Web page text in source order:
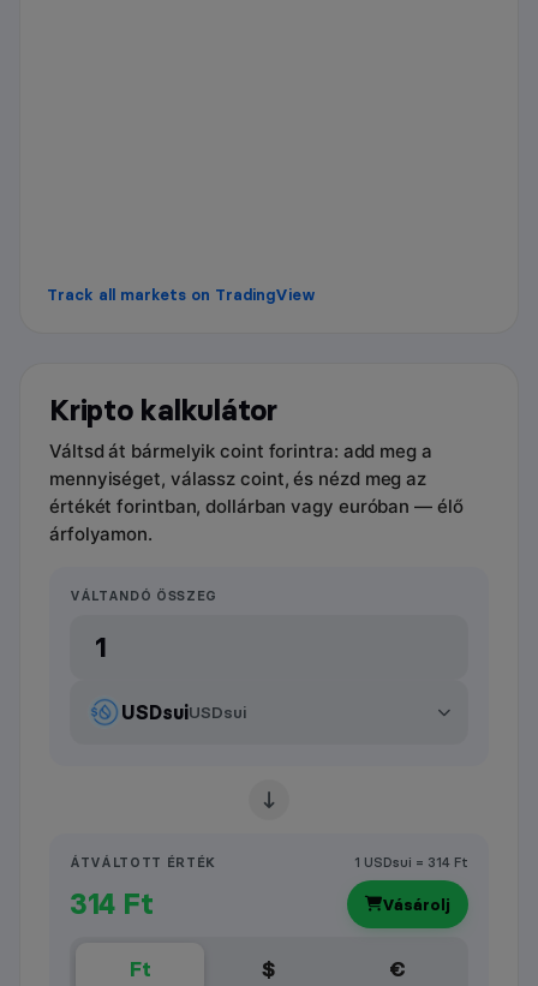
Track all markets on TradingView
Kripto kalkulátor
Váltsd át bármelyik coint forintra: add meg a
mennyiséget, válassz coint, és nézd meg az
értékét forintban, dollárban vagy euróban — élő
árfolyamon.
VÁLTANDÓ ÖSSZEG
USDsuiUSDsui
ÁTVÁLTOTT ÉRTÉK 1 USDsui = 314 Ft
314 Ft Vásárolj
Ft $ €